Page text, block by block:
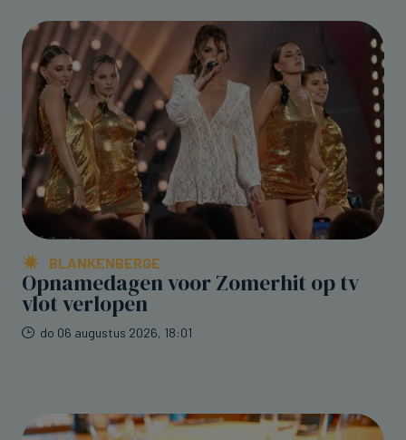
BLANKENBERGE
Opnamedagen voor Zomerhit op tv
vlot verlopen
do 06 augustus 2026, 18:01